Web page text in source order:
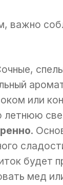
важно
или
летнюю
.
будет
мед